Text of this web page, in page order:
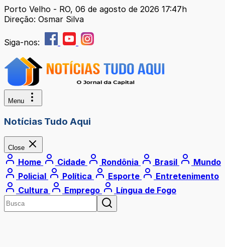
Porto Velho - RO, 06 de agosto de 2026 17:47h
Direção: Osmar Silva
Siga-nos:
Menu
Notícias Tudo Aqui
Close
Home Cidade Rondônia Brasil
Mundo
Policial
Política Esporte
Entretenimento
Cultura
Emprego Língua de Fogo